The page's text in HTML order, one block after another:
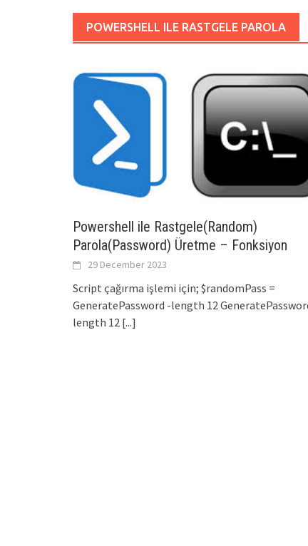
POWERSHELL ILE RASTGELE PAROLA
Powershell ile Rastgele(Random)
Parola(Password) Üretme – Fonksiyon
29 December 2023
Script çağırma işlemi için; $randomPass =
GeneratePassword -length 12
length 12 [...]